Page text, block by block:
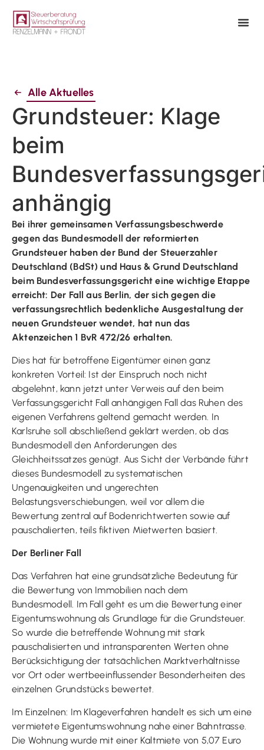
Alle Aktuelles
Grundsteuer: Klage
beim
anhängig
Bei ihrer gemeinsamen Verfassungsbeschwerde
gegen das Bundesmodell der reformierten
Grundsteuer haben der Bund der Steuerzahler
Deutschland (BdSt) und Haus & Grund Deutschland
beim Bundesverfassungsgericht eine wichtige Etappe
erreicht: Der Fall aus Berlin, der sich gegen die
verfassungsrechtlich bedenkliche Ausgestaltung der
neuen Grundsteuer wendet, hat nun das
Aktenzeichen 1 BvR 472/26 erhalten.
Dies hat für betroffene Eigentümer einen ganz
konkreten Vorteil: Ist der Einspruch noch nicht
abgelehnt, kann jetzt unter Verweis auf den beim
Verfassungsgericht Fall anhängigen Fall das Ruhen des
eigenen Verfahrens geltend gemacht werden. In
Karlsruhe soll abschließend geklärt werden, ob das
Bundesmodell den Anforderungen des
Gleichheitssatzes genügt. Aus Sicht der Verbände führt
dieses Bundesmodell zu systematischen
Ungenauigkeiten und ungerechten
Belastungsverschiebungen, weil vor allem die
Bewertung zentral auf Bodenrichtwerten sowie auf
pauschalierten, teils fiktiven Mietwerten basiert.
Der Berliner Fall
Das Verfahren hat eine grundsätzliche Bedeutung für
die Bewertung von Immobilien nach dem
Bundesmodell. Im Fall geht es um die Bewertung einer
Eigentumswohnung als Grundlage für die Grundsteuer.
So wurde die betreffende Wohnung mit stark
pauschalisierten und intransparenten Werten ohne
Berücksichtigung der tatsächlichen Marktverhältnisse
vor Ort oder wertbeeinflussender Besonderheiten des
einzelnen Grundstücks bewertet.
Im Einzelnen: Im Klageverfahren handelt es sich um eine
vermietete Eigentumswohnung nahe einer Bahntrasse.
Die Wohnung wurde mit einer Kaltmiete von 5,07 Euro